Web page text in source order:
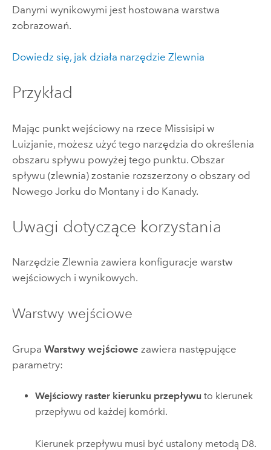
Danymi wynikowymi jest hostowana warstwa
zobrazowań.
Dowiedz się, jak działa narzędzie Zlewnia
Przykład
Mając punkt wejściowy na rzece Missisipi w
Luizjanie, możesz użyć tego narzędzia do określenia
obszaru spływu powyżej tego punktu. Obszar
spływu (zlewnia) zostanie rozszerzony o obszary od
Nowego Jorku do Montany i do Kanady.
Uwagi dotyczące korzystania
Narzędzie Zlewnia zawiera konfiguracje warstw
wejściowych i wynikowych.
Warstwy wejściowe
Grupa Warstwy wejściowe zawiera następujące
parametry:
Wejściowy raster kierunku przepływu to kierunek
przepływu od każdej komórki.
Kierunek przepływu musi być ustalony metodą D8.